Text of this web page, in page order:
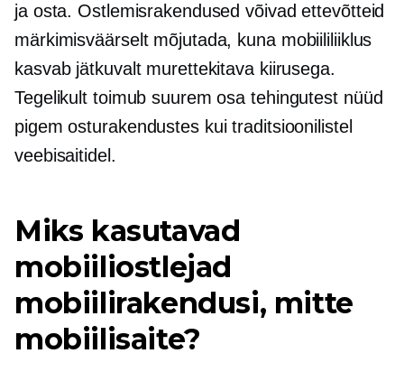
ja osta. Ostlemisrakendused võivad ettevõtteid
märkimisväärselt mõjutada, kuna mobiililiiklus
kasvab jätkuvalt murettekitava kiirusega.
Tegelikult toimub suurem osa tehingutest nüüd
pigem osturakendustes kui traditsioonilistel
veebisaitidel.
Miks kasutavad
mobiiliostlejad
mobiilirakendusi, mitte
mobiilisaite?